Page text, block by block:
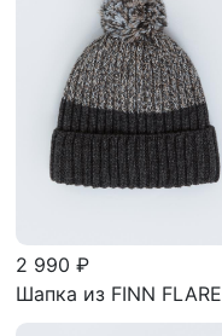
2 990 ₽
Шапка из FINN FLARE